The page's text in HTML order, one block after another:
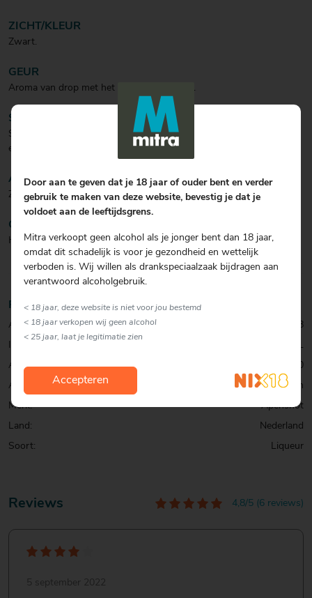
ZICHT/KLEUR
Zwart.
GEUR
Aroma van drop met het zoete van banaan.
SMAAK
Smaakt net als de welbekende apenkoppen snoepjes; fruitig met
een mooie drop smaak.
AFDRONK
Zoet.
COCKTAIL
Heerlijk als shotje.
Reviews 4,8/5 (6 reviews)
5 september 2022
Productinformatie
Artikelcode:
0001027618
70 CL
Alcohol percentage:
14,0
Allergenen:
Geen
Merk:
Apenshot
Land:
Nederland
Soort:
Liqueur
Door aan te geven dat je 18 jaar of ouder bent en verder
gebruik te maken van deze website, bevestig je dat je
voldoet aan de leeftijdsgrens.
Mitra verkoopt geen alcohol als je jonger bent dan 18 jaar,
omdat dit schadelijk is voor je gezondheid en wettelijk
verboden is. Wij willen als drankspeciaalzaak bijdragen aan
verantwoord alcoholgebruik.
< 18 jaar, deze website is niet voor jou bestemd
< 18 jaar verkopen wij geen alcohol
< 25 jaar, laat je legitimatie zien
Accepteren